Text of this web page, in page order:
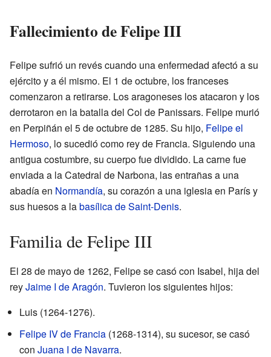
Fallecimiento de Felipe III
Felipe sufrió un revés cuando una enfermedad afectó a su
ejército y a él mismo. El 1 de octubre, los franceses
comenzaron a retirarse. Los aragoneses los atacaron y los
derrotaron en la batalla del Col de Panissars. Felipe murió
en Perpiñán el 5 de octubre de 1285. Su hijo, Felipe el
Hermoso, lo sucedió como rey de Francia. Siguiendo una
antigua costumbre, su cuerpo fue dividido. La carne fue
enviada a la Catedral de Narbona, las entrañas a una
abadía en Normandía, su corazón a una iglesia en París y
sus huesos a labasílica de Saint-Denis.
Familia de Felipe III
El 28 de mayo de 1262, Felipe se casó con Isabel, hija del
reyJaime I de Aragón. Tuvieron los siguientes hijos:
Luis (1264-1276).
Felipe IV de Francia (1268-1314), su sucesor, se casó
con Juana I de Navarra.